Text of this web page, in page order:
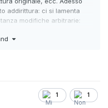
addirittura: ci si lamenta
modifiche arbitrarie:
perché dire ramen se puoi
1 1